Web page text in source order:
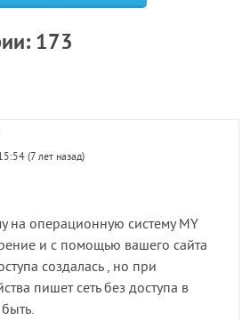
173
(7 лет назад)
на операционную систему MY
и с помощью вашего сайта
создалась , но при
пишет сеть без доступа в